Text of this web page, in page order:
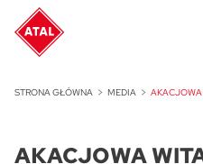
STRONA GŁÓWNA MEDIA AKACJOWA
AKACJOWA
ATAL Unii
Nowość